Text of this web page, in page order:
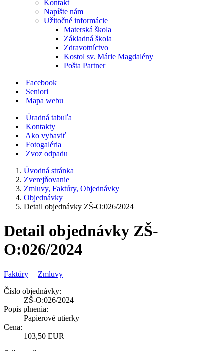
Kontakt
Napíšte nám
Užitočné informácie
Materská škola
Základná škola
Zdravotníctvo
Kostol sv. Márie Magdalény
Pošta Partner
Facebook
Seniori
Mapa webu
Úradná tabuľa
Kontakty
Ako vybaviť
Fotogaléria
Zvoz odpadu
Úvodná stránka
Zverejňovanie
Zmluvy, Faktúry, Objednávky
Objednávky
Detail objednávky ZŠ-O:026/2024
Detail objednávky ZŠ-
O:026/2024
Faktúry | Zmluvy
Číslo objednávky:
ZŠ-O:026/2024
Popis plnenia:
Papierové utierky
Cena:
103,50 EUR